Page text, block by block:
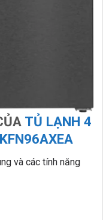
TỦ LẠNH 4
và các tính năng